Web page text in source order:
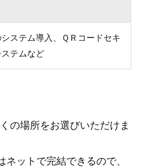
ステム導入、ＱＲコードセキ
ステムなど
の場所をお選びいただけま
ットで完結できるので、